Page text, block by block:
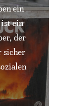
ein
ein
der
sicher